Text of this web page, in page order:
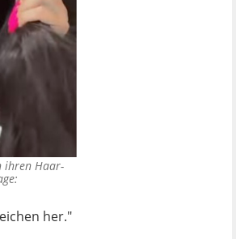
ihren Haar-
her."